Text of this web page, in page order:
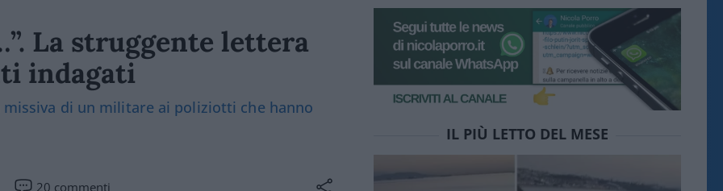
La struggente lettera
indagati
missiva di un militare ai poliziotti che hanno
20 commenti
IL PIÙ LETTO DEL MESE